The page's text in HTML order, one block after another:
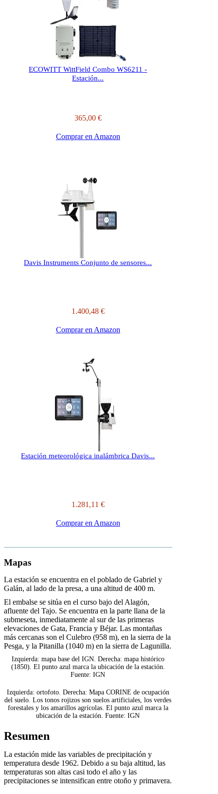
ECOWITT WittField Combo WS6211 -
Estación...
365,00 €
Comprar en Amazon
Davis Instruments Conjunto de sensores...
1.400,48 €
Comprar en Amazon
Estación meteorológica inalámbrica Davis...
1.281,11 €
Comprar en Amazon
Mapas
La estación se encuentra en el poblado de Gabriel y
Galán, al lado de la presa, a una altitud de 400 m.
El embalse se sitúa en el curso bajo del Alagón,
afluente del Tajo. Se encuentra en la parte llana de la
submeseta, inmediatamente al sur de las primeras
elevaciones de Gata, Francia y Béjar. Las montañas
más cercanas son el Culebro (958 m), en la sierra de la
Pesga, y la Pitanilla (1040 m) en la sierra de Lagunilla.
Izquierda: mapa base del IGN. Derecha: mapa histórico
(1850). El punto azul marca la ubicación de la estación.
Fuente: IGN
Izquierda: ortofoto. Derecha: Mapa CORINE de ocupación
del suelo. Los tonos rojizos son suelos artificiales, los verdes
forestales y los amarillos agrícolas. El punto azul marca la
ubicación de la estación. Fuente: IGN
Resumen
La estación mide las variables de precipitación y
temperatura desde 1962. Debido a su baja altitud, las
temperaturas son altas casi todo el año y las
precipitaciones se intensifican entre otoño y primavera.